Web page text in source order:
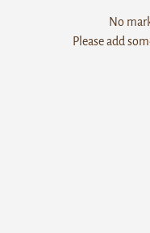
No
Please add